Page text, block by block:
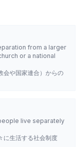
from a larger
or a national
会や国家連合）からの
live separately
に生活する社会制度